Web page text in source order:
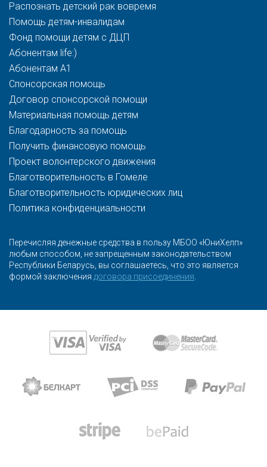
Распознать детский рак вовремя
Помощь детям-инвалидам
Фонд помощи детям с ДЦП
Абонентам life:)
Абонентам A1
Спонсорская помощь
Договор спонсорской помощи
Материальная помощь детям
Благодарность за помощь
Получить финансовую помощь
Проект волонтерского движения
Благотворительность в Гомеле
Благотворительность юридических лиц
Политика конфиденциальности
Перечисляя денежные средства в пользу МБОО «ЮниХелп»
любым способом, не запрещенным законодательством
Республики Беларусь, вы соглашаетесь, что это является
формой заключения договора присоединения.